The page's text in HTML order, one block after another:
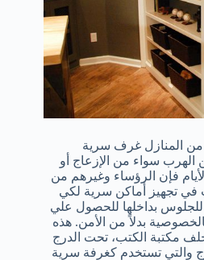
من المنازل غرف سرية
الهرب سواء من الإزعاج أو
فإن الرؤساء وغيرهم من
تجهيز أماكن سرية لكي
بداخلها للحصول علي
بدلاً من الأمن. هذه
مكتبة الكتب، تحت الدرج
والتي تستخدم كغرفة سرية